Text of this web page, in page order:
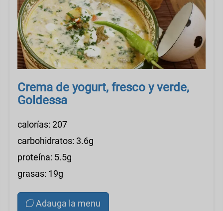
Crema de yogurt, fresco y verde,
Goldessa
calorías: 207
carbohidratos: 3.6g
proteína: 5.5g
grasas: 19g
Adauga la menu